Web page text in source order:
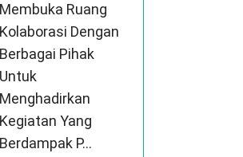
Membuka Ruang
Kolaborasi Dengan
Berbagai Pihak
Untuk
Menghadirkan
Kegiatan Yang
Berdampak P...